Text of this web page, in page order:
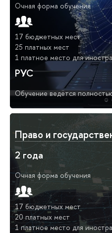
Очная форма обучения
17 бюджетных мест
25 платных мест
1 платное место для
РУС
Обучение ведётся
Право и
2 года
Очная форма обучения
17 бюджетных мест
20 платных мест
1 платное место для